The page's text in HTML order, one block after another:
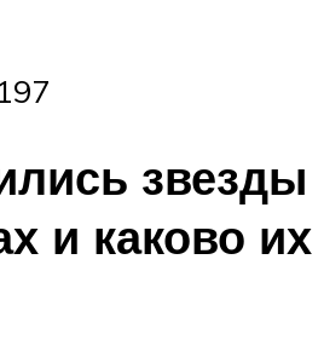
звезды
и каково их